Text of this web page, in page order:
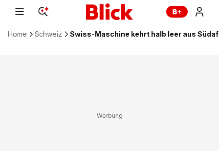
Home Schweiz Swiss-Maschine kehrt halb leer aus